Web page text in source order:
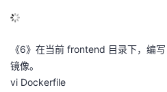
《6》在当前 frontend 目录下，编
镜像。
vi Dockerfile